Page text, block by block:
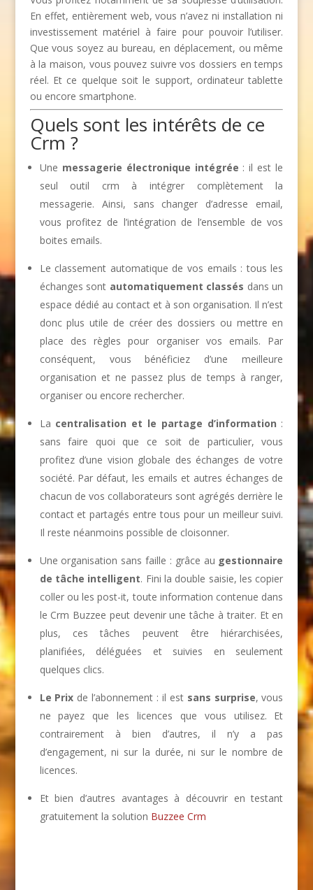
En effet, entièrement web, vous n’avez ni installation ni
investissement matériel à faire pour pouvoir l’utiliser.
Que vous soyez au bureau, en déplacement, ou même
à la maison, vous pouvez suivre vos dossiers en temps
réel. Et ce quelque soit le support, ordinateur tablette
ou encore smartphone.
Quels sont les intérêts de ce
Crm ?
Une messagerie électronique intégrée : il est le
seul outil crm à intégrer complètement la
messagerie. Ainsi, sans changer d’adresse email,
vous profitez de l’intégration de l’ensemble de vos
boites emails.
Le classement automatique de vos emails : tous les
échanges sont automatiquement classés dans un
espace dédié au contact et à son organisation. Il n’est
donc plus utile de créer des dossiers ou mettre en
place des règles pour organiser vos emails. Par
conséquent, vous bénéficiez d’une meilleure
organisation et ne passez plus de temps à ranger,
organiser ou encore rechercher.
La centralisation et le partage d’information :
sans faire quoi que ce soit de particulier, vous
profitez d’une vision globale des échanges de votre
société. Par défaut, les emails et autres échanges de
chacun de vos collaborateurs sont agrégés derrière le
contact et partagés entre tous pour un meilleur suivi.
Il reste néanmoins possible de cloisonner.
Une organisation sans faille : grâce au gestionnaire
de tâche intelligent. Fini la double saisie, les copier
coller ou les post-it, toute information contenue dans
le Crm Buzzee peut devenir une tâche à traiter. Et en
plus, ces tâches peuvent être hiérarchisées,
planifiées, déléguées et suivies en seulement
quelques clics.
Le Prix de l’abonnement : il est sans surprise, vous
ne payez que les licences que vous utilisez. Et
contrairement à bien d’autres, il n’y a pas
d’engagement, ni sur la durée, ni sur le nombre de
licences.
Et bien d’autres avantages à découvrir en testant
gratuitement la solution Buzzee Crm